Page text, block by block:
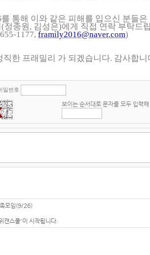
를 통해 이와 같은 피해를 입으신 분들은
(정종원 , 김성은)에게 직접 연락 부탁드
1177, framily2016@naver.com)
직한 프래밀리 가 되겠습니다. 감사합니
밀번호
보이는 순서대로 문자를 모두 입력
모임(9/26)
캔스쿨'이 시작됩니다.